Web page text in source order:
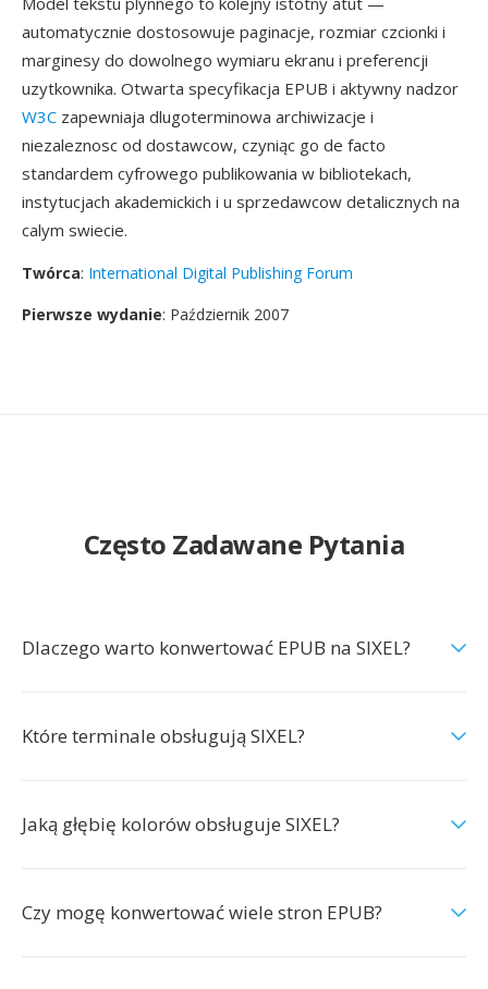
automatycznie dostosowuje paginacje, rozmiar czcionki i
marginesy do dowolnego wymiaru ekranu i preferencji
uzytkownika. Otwarta specyfikacja EPUB i aktywny nadzor
W3C zapewniaja dlugoterminowa archiwizacje i
niezaleznosc od dostawcow, czyniąc go de facto
standardem cyfrowego publikowania w bibliotekach,
instytucjach akademickich i u sprzedawcow detalicznych na
calym swiecie.
Twórca: International Digital Publishing Forum
Pierwsze wydanie: Październik 2007
Często Zadawane Pytania
Dlaczego warto konwertować EPUB na SIXEL?
Które terminale obsługują SIXEL?
Jaką głębię kolorów obsługuje SIXEL?
Czy mogę konwertować wiele stron EPUB?